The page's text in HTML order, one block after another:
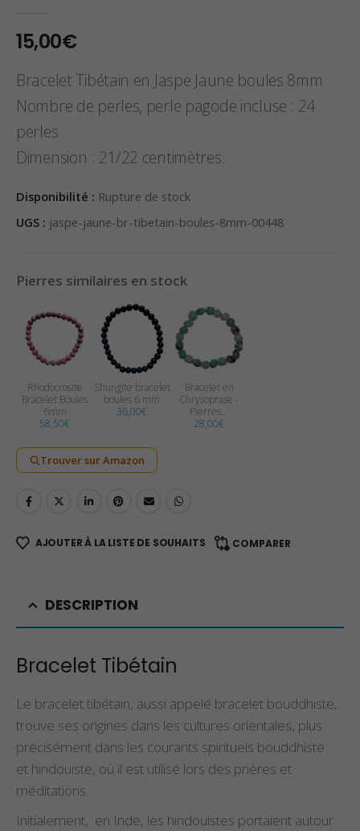
15,00€
Bracelet Tibétain en Jaspe Jaune boules 8mm
Nombre de perles, perle pagode incluse : 24
perles
Dimension : 21/22 centimètres.
Disponibilité : Rupture de stock
UGS : jaspe-jaune-br-tibetain-boules-8mm-00448
Pierres similaires en stock
Rhodocrosite
Bracelet Boules
6mm
58,50€
Shungite bracelet
boules 6 mm
36,00€
Bracelet en
Chrysoprase -
Pierres…
28,00€
Trouver sur Amazon
AJOUTER À LA LISTE DE SOUHAITS COMPARER
DESCRIPTION
Bracelet Tibétain
Le bracelet tibétain, aussi appelé bracelet bouddhiste,
trouve ses origines dans les cultures orientales, plus
précisément dans les courants spirituels bouddhiste
et hindouiste, où il est utilisé lors des prières et
méditations.
Initialement, en Inde, les hindouistes portaient autour